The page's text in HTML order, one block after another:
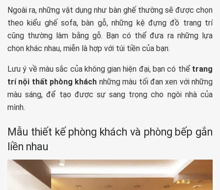
Ngoài ra, những vật dụng như bàn ghế thường sẽ được chọn
theo kiểu ghế sofa, bàn gỗ, những kệ đựng đồ trang trí
cũng thường làm bằng gỗ. Bạn có thể đưa ra những lựa
chọn khác nhau, miễn là hợp với túi tiền của bạn.
Lưu ý về màu sắc của không gian hiện đại, bạn có thể trang
trí nội thất phòng khách những màu tối đan xen với những
màu sáng, để tạo được sự sang trọng cho ngôi nhà của
mình.
Mẫu thiết kế phòng khách và phòng bếp gắn
liền nhau